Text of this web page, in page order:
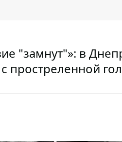
"замнут"»: в
простреленной